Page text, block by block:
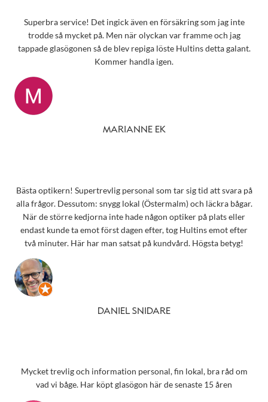
Superbra service! Det ingick även en försäkring som jag inte
trodde så mycket på. Men när olyckan var framme och jag
tappade glasögonen så de blev repiga löste Hultins detta galant.
Kommer handla igen.
MARIANNE EK
Bästa optikern! Supertrevlig personal som tar sig tid att svara på
alla frågor. Dessutom: snygg lokal (Östermalm) och läckra bågar.
När de större kedjorna inte hade någon optiker på plats eller
endast kunde ta emot först dagen efter, tog Hultins emot efter
två minuter. Här har man satsat på kundvård. Högsta betyg!
DANIEL SNIDARE
Mycket trevlig och information personal, fin lokal, bra råd om
vad vi båge. Har köpt glasögon här de senaste 15 åren